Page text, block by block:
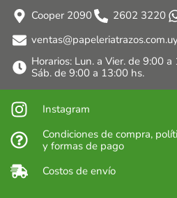
Cooper 2090 2602 3220
Horarios: Lun. a Vier. de 9:00
Sáb. de 9:00 a 13:00 hs.
Instagram
Condiciones de compra,
y formas de pago
Costos de envío